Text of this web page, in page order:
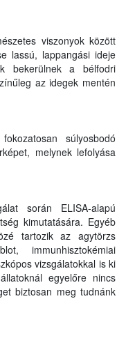
viszonyok között
lassú, lappangási ideje
bekerülnek a bélfodri
az idegek mentén
súlyosbodó
melynek lefolyása
során ELISA-alapú
kimutatására. Egyéb
tartozik az agytörzs
immunhisztokémiai
vizsgálatokkal is ki
egyelőre nincs
biztosan meg tudnánk